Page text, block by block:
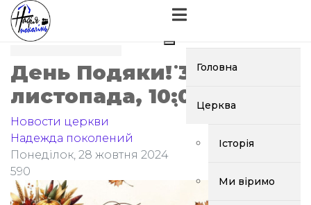
Головна
Церква
Історія
Ми віримо
День Подяки! 3
листопада, 10:00; 14:00
Новости церкви
Надежда поколений
Понеділок, 28 жовтня 2024
590